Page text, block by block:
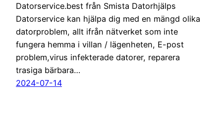
Datorservice.best från Smista Datorhjälps
Datorservice kan hjälpa dig med en mängd olika
datorproblem, allt ifrån nätverket som inte
fungera hemma i villan / lägenheten, E-post
problem,virus infekterade datorer, reparera
trasiga bärbara…
2024-07-14